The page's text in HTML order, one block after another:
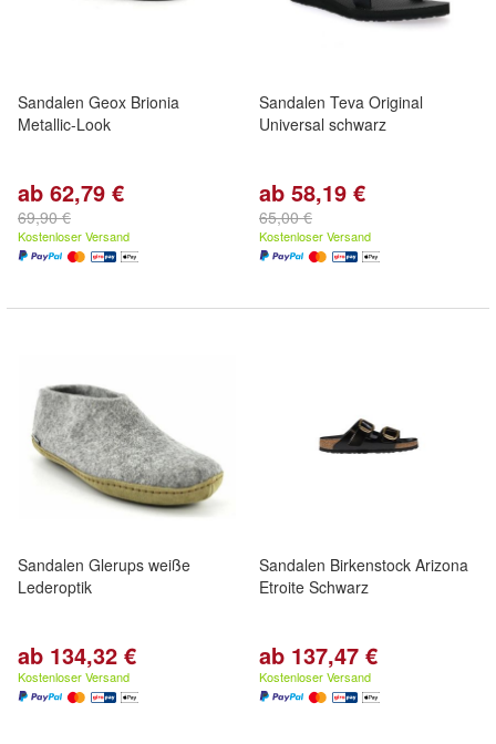
Sandalen Geox Brionia
Metallic-Look
ab 62,79 €
69,90 €
Kostenloser Versand
Sandalen Teva Original
Universal schwarz
ab 58,19 €
65,00 €
Kostenloser Versand
Sandalen Glerups weiße
Lederoptik
ab 134,32 €
Kostenloser Versand
Sandalen Birkenstock Arizona
Etroite Schwarz
ab 137,47 €
Kostenloser Versand